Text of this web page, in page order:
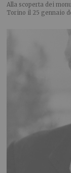
Alla scoperta dei
Torino il 25 gennaio